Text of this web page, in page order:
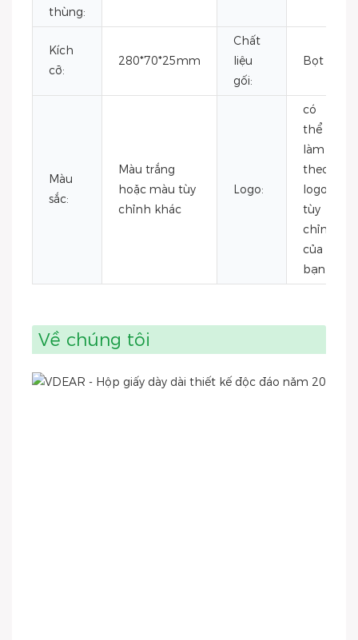
thùng:
Kích
cỡ:
280*70*25mm
Chất
liệu
gối:
Bọt
Màu
sắc:
Màu trắng
hoặc màu tùy
chỉnh khác
Logo:
có
thể
làm
theo
logo
tùy
chỉnh
của
bạn.
Về chúng tôi